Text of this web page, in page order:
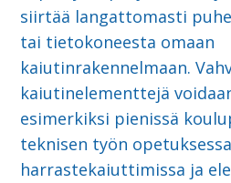
siirtää langattomasti
tai tietokoneesta omaan
kaiutinrakennelmaan.
kaiutinelementtejä
esimerkiksi pienissä
teknisen työn
harrastekaiuttimissa ja